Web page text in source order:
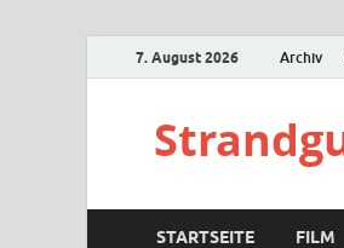
7. August 2026 Archiv
STARTSEITE FILM